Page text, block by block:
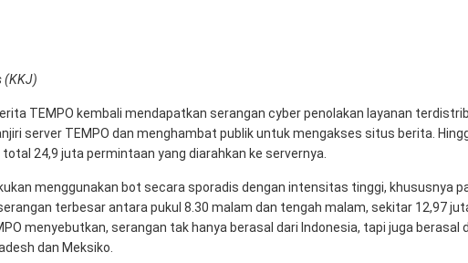
(KKJ)
TEMPO kembali mendapatkan serangan cyber penolakan layanan
server TEMPO dan menghambat publik untuk mengakses situs berita.
24,9 juta permintaan yang diarahkan ke servernya.
menggunakan bot secara sporadis dengan intensitas tinggi, khususnya
terbesar antara pukul 8.30 malam dan tengah malam, sekitar 12,97
menyebutkan, serangan tak hanya berasal dari Indonesia, tapi juga berasal
dan Meksiko.